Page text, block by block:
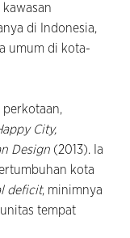
di Indonesia,
umum di kota-
City,
Design (2013). Ia
kota
deficit, minimnya
tempat